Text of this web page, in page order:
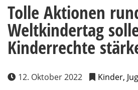
Tolle Aktionen
Weltkindertag
Kinderrechte
12. Oktober 2022 Kinder,